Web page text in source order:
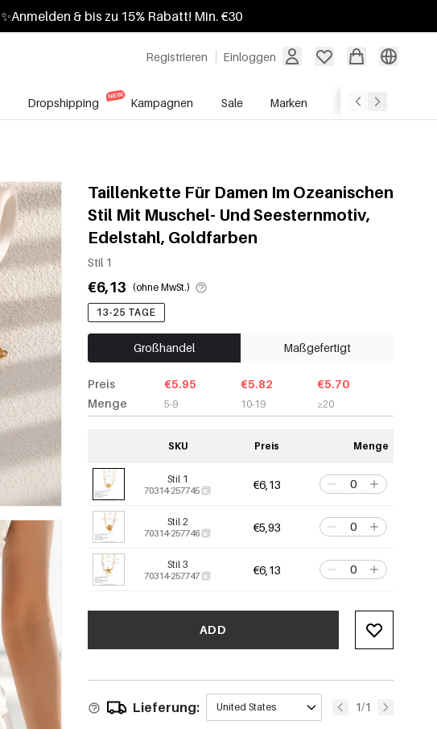
✨Anmelden & bis zu 15% Rabatt! Min. €30
Registrieren Einloggen
Dropshipping Kampagnen Sale Marken
Taillenkette Für Damen Im Ozeanischen
Stil Mit Muschel- Und Seesternmotiv,
Edelstahl, Goldfarben
Stil 1
€6,13 (ohne MwSt.)
13-25 TAGE
Großhandel Maßgefertigt
Preis
Menge
€5.95
5-9
€5.82
10-19
€5.70
≥20
SKU Preis Menge
Stil 1
70314-257745 €6,13
Stil 2
70314-257746 €5,93
Stil 3
70314-257747 €6,13
ADD
Lieferung: United States 1/1